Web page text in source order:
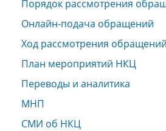
Порядок рассмотрения
Онлайн-подача обращений
Ход рассмотрения обращений
План мероприятий НКЦ
Переводы и аналитика
МНП
СМИ об НКЦ